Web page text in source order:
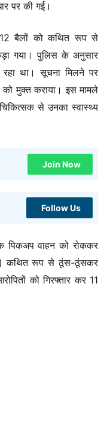
पर की गई।
बैलों को कथित रूप से
गया। पुलिस के अनुसार
था। सूचना मिलने पर
को मुक्त कराया। इस मामले
से उनका स्वास्थ्य
Join Now
Follow Us
पिकअप वाहन को रोककर
कथित रूप से ठूंस-ठूंसकर
को गिरफ्तार कर 11